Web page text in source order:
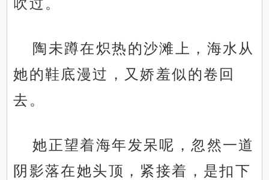
吹过。
陶未蹲在炽热的沙滩上，海水从
她的鞋底漫过，又娇羞似的卷回
去。
她正望着海年发呆呢，忽然一道
阴影落在她头顶，紧接着，是扣下